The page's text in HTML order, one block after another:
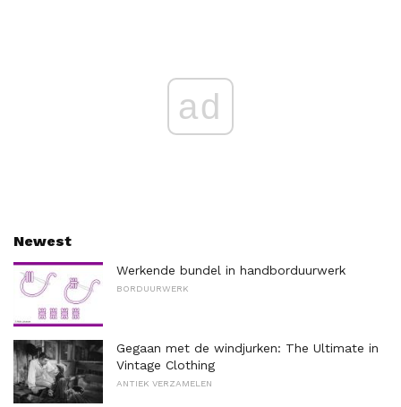
ad
Newest
Werkende bundel in handborduurwerk
BORDUURWERK
Gegaan met de windjurken: The Ultimate in
Vintage Clothing
ANTIEK VERZAMELEN